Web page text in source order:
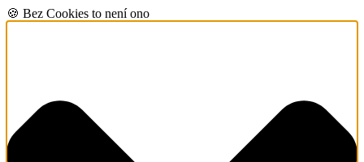
🍪 Bez Cookies to není ono